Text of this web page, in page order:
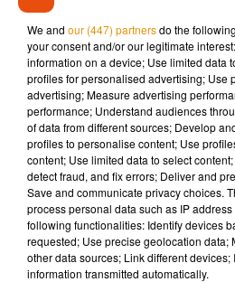
modifiant la vérité dans leurs
d’un simple rappel à la loi.
Musique
7 août 2026
Madonna sort
Sensation »
We and our (447) partnersdo the
your consent and/or our legitimate
information on a device; Use limited data
profiles for personalised advertising; Use
advertising; Measure advertising
performance; Understand audiences
of data from different sources; Develop
profiles to personalise content; Use
content; Use limited data to select
detect fraud, and fix errors; Deliver and
Save and communicate privacy choices.
process personal data such as IP
following functionalities: Identify devices
requested; Use precise geolocation data;
other data sources; Link different
information transmitted automatically.